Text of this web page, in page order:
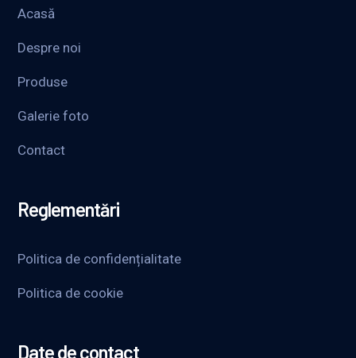
Acasă
Despre noi
Produse
Galerie foto
Contact
Reglementări
Politica de confidențialitate
Politica de cookie
Date de contact